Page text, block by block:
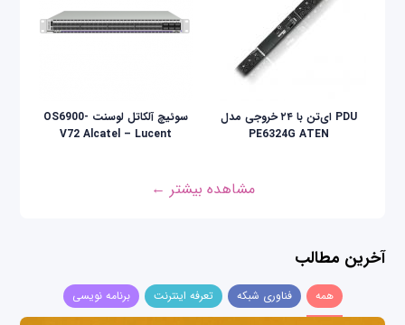
PDU ای‌تن با ۲۴ خروجی مدل
PE6324G ATEN
سوئیچ آلکاتل لوسنت OS6900-
V72 Alcatel – Lucent
مشاهده بیشتر ←
آخرین مطالب
همه فناوری شبکه تعرفه اینترنت برنامه نویسی